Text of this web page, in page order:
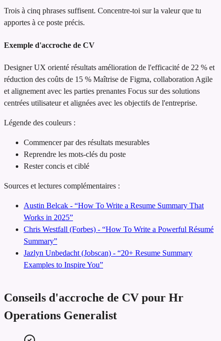
Trois à cinq phrases suffisent. Concentre-toi sur la valeur que tu
apportes à ce poste précis.
Exemple d'accroche de CV
Designer UX orienté résultats amélioration de l'efficacité de 22 % et
réduction des coûts de 15 % Maîtrise de Figma, collaboration Agile
et alignement avec les parties prenantes Focus sur des solutions
centrées utilisateur et alignées avec les objectifs de l'entreprise.
Légende des couleurs :
Commencer par des résultats mesurables
Reprendre les mots-clés du poste
Rester concis et ciblé
Sources et lectures complémentaires :
Austin Belcak - “How To Write a Resume Summary That
Works in 2025”
Chris Westfall (Forbes) - “How To Write a Powerful Résumé
Summary”
Jazlyn Unbedacht (Jobscan) - “20+ Resume Summary
Examples to Inspire You”
Conseils d'accroche de CV pour Hr
Operations Generalist